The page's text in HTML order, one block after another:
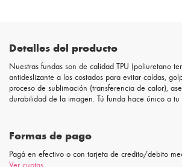
Detalles del producto
Nuestras fundas son de calidad TPU (poliuretano
antideslizante a los costados para evitar caídas,
proceso de sublimación (transferencia de calor),
durabilidad de la imagen. Tú funda hace único a
Formas de pago
Pagá en efectivo o con tarjeta de credito/debito
Ver cuotas